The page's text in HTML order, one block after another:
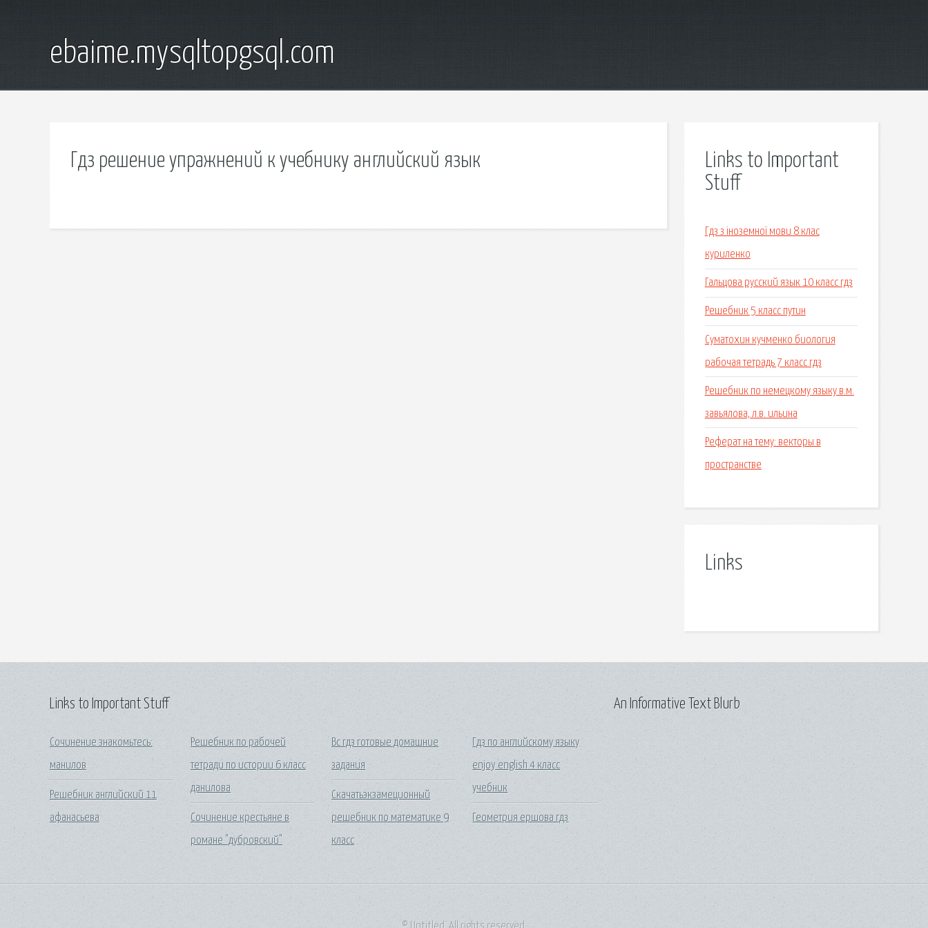
ebaime.mysqltopgsql.com
Гдз решение упражнений к учебнику английский язык
Links to Important
Stuff
Гдз з іноземної мови 8 клас
куриленко
Гальцова русский язык 10 класс гдз
Решебник 5 класс путин
Суматохин кучменко биология
рабочая тетрадь 7 класс гдз
Решебник по немецкому языку в.м.
завьялова, л.в. ильина
Реферат на тему: векторы в
пространстве
Links
Links to Important Stuff
Сочинение знакомьтесь:
манилов
Решебник английский 11
афанасьева
Решебник по рабочей
тетради по истории 6 класс
данилова
Сочинение крестьяне в
романе "дубровский"
Вс гдз готовые домашние
задания
Скачатьэкзамеционный
решебник по математике 9
класс
Гдз по английскому языку
enjoy english 4 класс
учебник
Геометрия ершова гдз
An Informative Text Blurb